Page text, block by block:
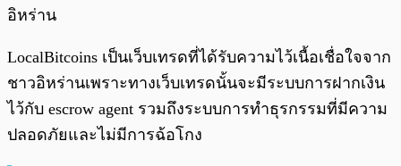
อิหร่าน
LocalBitcoins เป็นเว็บเทรดที่ได้รับความไว้เนื้อเชื่อใจจาก
ชาวอิหร่านเพราะทางเว็บเทรดนั้นจะมีระบบการฝากเงิน
ไว้กับ escrow agent รวมถึงระบบการทำธุรกรรมที่มีความ
ปลอดภัยและไม่มีการฉ้อโกง